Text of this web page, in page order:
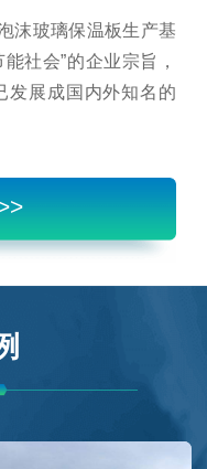
沫玻璃保温板生产基
社会”的企业宗旨，
发展成国内外知名的